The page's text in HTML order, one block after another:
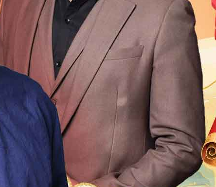
1952 1951 1950 1948 1947 1946
1929 1928 1927 1926 1924 1923
1907 1906 1905 1902 1901
19 18 17
11 8
48 45 40 39 38
14 9 8 6